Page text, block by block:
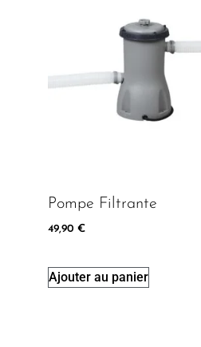
Pompe Filtrante
49,90 €
Ajouter au panier